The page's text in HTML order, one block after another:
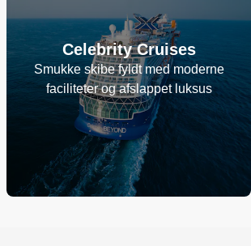
Celebrity Cruises
Smukke skibe fyldt med moderne
faciliteter og afslappet luksus